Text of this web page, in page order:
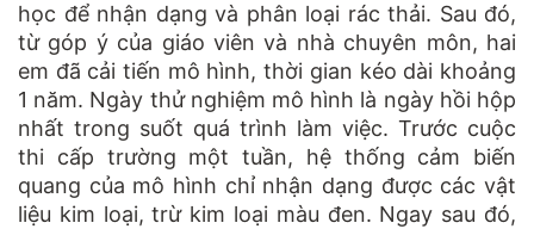
học để nhận dạng và phân loại rác thải. Sau đó,
từ góp ý của giáo viên và nhà chuyên môn, hai
em đã cải tiến mô hình, thời gian kéo dài khoảng
1 năm. Ngày thử nghiệm mô hình là ngày hồi hộp
nhất trong suốt quá trình làm việc. Trước cuộc
thi cấp trường một tuần, hệ thống cảm biến
quang của mô hình chỉ nhận dạng được các vật
liệu kim loại, trừ kim loại màu đen. Ngay sau đó,